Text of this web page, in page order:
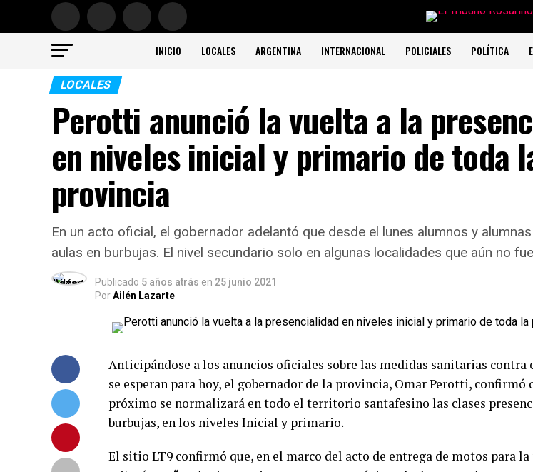
INICIO LOCALES ARGENTINA INTERNACIONAL POLICIALES POLÍTICA
LOCALES
Perotti anunció la vuelta a la
en niveles inicial y primario de toda
provincia
En un acto oficial, el gobernador adelantó que desde el lunes alumnos y
aulas en burbujas. El nivel secundario solo en algunas localidades que aún no
Publicado 5 años atrás en 25 junio 2021
PorAilén Lazarte
Anticipándose a los anuncios oficiales sobre las medidas sanitarias contra
se esperan para hoy, el gobernador de la provincia, Omar Perotti, confirmó
próximo se normalizará en todo el territorio santafesino las clases
burbujas, en los niveles Inicial y primario.
El sitio LT9 confirmó que, en el marco del acto de entrega de motos para